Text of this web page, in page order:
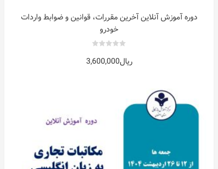
دوره آموزش آنلاین آخرین مقررات، قوانین و ضوابط واردات
خودرو
out
of
ریال3,600,000